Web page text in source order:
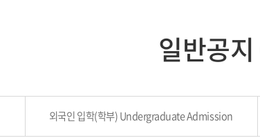
일반공
외국인 입학(학부) Undergraduate Admission